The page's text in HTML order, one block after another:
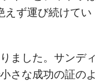
えず運び続けてい
ました。サンディ
さな成功の証のよ